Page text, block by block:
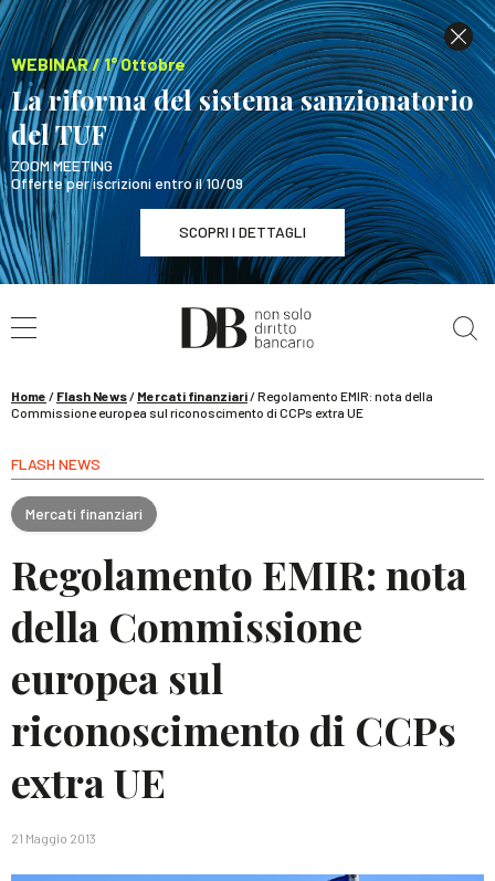
WEBINAR / 1° Ottobre
La riforma del sistema sanzionatorio
del TUF
ZOOM MEETING
Offerte per iscrizioni entro il 10/09
SCOPRI I DETTAGLI
WEBINAR / 1° Ottobre
La riforma del sistema sanzionatorio del TUF
Home / Flash News/ Mercati finanziari/Regolamento EMIR: nota della
Commissione europea sul riconoscimento di CCPs extra UE
FLASH NEWS
Mercati finanziari
Regolamento EMIR: nota
della Commissione
europea sul
riconoscimento di CCPs
extra UE
21 Maggio 2013